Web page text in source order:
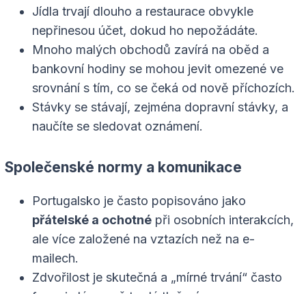
Jídla trvají dlouho a restaurace obvykle
nepřinesou účet, dokud ho nepožádáte.
Mnoho malých obchodů zavírá na oběd a
bankovní hodiny se mohou jevit omezené ve
srovnání s tím, co se čeká od nově příchozích.
Stávky se stávají, zejména dopravní stávky, a
naučíte se sledovat oznámení.
Společenské normy a komunikace
Portugalsko je často popisováno jako
přátelské a ochotné při osobních interakcích,
ale více založené na vztazích než na e-
mailech.
Zdvořilost je skutečná a „mírné trvání“ často